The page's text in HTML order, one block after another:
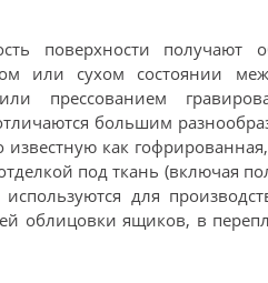
поверхности получают
или сухом состоянии
прессованием
большим
как
под ткань (включая
для
облицовки ящиков, в